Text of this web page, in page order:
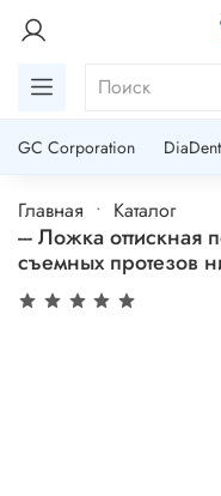
GC Corporation DiaDent
Главная Каталог
--- Ложка
съемных протезов